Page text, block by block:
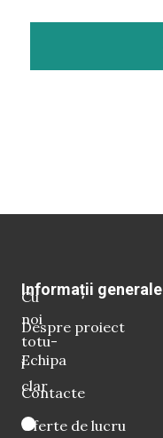
Cu
noi
totu-
i
clar
Informații generale
Despre proiect
Echipa
Contacte
Oferte de lucru